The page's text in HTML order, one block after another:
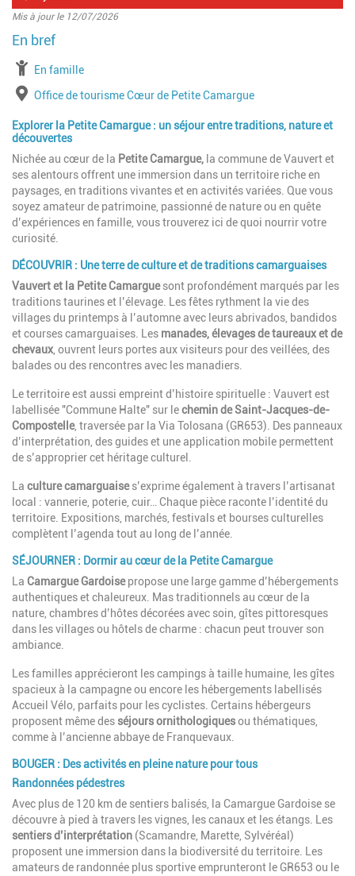
Mis à jour le 12/07/2026
à partir de
En famille
Lieu
Office de tourisme Cœur de Petite Camargue
Explorer la Petite Camargue : un séjour entre traditions, nature et
découvertes
Nichée au cœur de la Petite Camargue, la commune de Vauvert et
ses alentours offrent une immersion dans un territoire riche en
paysages, en traditions vivantes et en activités variées. Que vous
soyez amateur de patrimoine, passionné de nature ou en quête
d’expériences en famille, vous trouverez ici de quoi nourrir votre
curiosité.
DÉCOUVRIR : Une terre de culture et de traditions camarguaises
Vauvert et la Petite Camarguesont profondément marqués par les
traditions taurines et l’élevage. Les fêtes rythment la vie des
villages du printemps à l’automne avec leurs abrivados, bandidos
et courses camarguaises. Les manades, élevages de taureaux et de
chevaux , ouvrent leurs portes aux visiteurs pour des veillées, des
balades ou des rencontres avec les manadiers.
Le territoire est aussi empreint d’histoire spirituelle : Vauvert est
labellisée "Commune Halte" sur lechemin de Saint-Jacques-de-
Compostelle, traversée par la Via Tolosana (GR653). Des panneaux
d’interprétation, des guides et une application mobile permettent
de s’approprier cet héritage culturel.
La culture camarguaises’exprime également à travers l’artisanat
local : vannerie, poterie, cuir… Chaque pièce raconte l’identité du
territoire. Expositions, marchés, festivals et bourses culturelles
complètent l’agenda tout au long de l’année.
SÉJOURNER : Dormir au cœur de la Petite Camargue
La Camargue Gardoisepropose une large gamme d’hébergements
authentiques et chaleureux. Mas traditionnels au cœur de la
nature, chambres d’hôtes décorées avec soin, gîtes pittoresques
dans les villages ou hôtels de charme : chacun peut trouver son
ambiance.
Les familles apprécieront les campings à taille humaine, les gîtes
spacieux à la campagne ou encore les hébergements labellisés
Accueil Vélo, parfaits pour les cyclistes. Certains hébergeurs
proposent même desséjours ornithologiquesou thématiques,
comme à l’ancienne abbaye de Franquevaux.
BOUGER : Des activités en pleine nature pour tous
Randonnées pédestres
Avec plus de 120 km de sentiers balisés, la Camargue Gardoise se
découvre à pied à travers les vignes, les canaux et les étangs. Les
sentiers d’interprétation (Scamandre, Marette, Sylvéréal)
proposent une immersion dans la biodiversité du territoire. Les
amateurs de randonnée plus sportive emprunteront le GR653 ou le